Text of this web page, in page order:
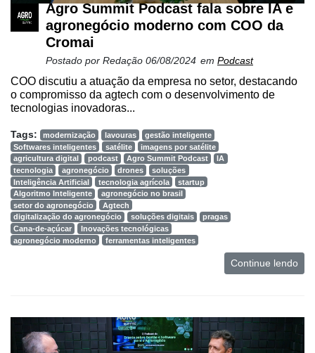
Agro Summit Podcast fala sobre IA e
agronegócio moderno com COO da
Cromai
Postado por Redação 06/08/2024 em Podcast
COO discutiu a atuação da empresa no setor, destacando
o compromisso da agtech com o desenvolvimento de
tecnologias inovadoras...
Tags: modernização lavouras
gestão inteligente
Softwares inteligentes
satélite
imagens por satélite
agricultura digital
podcast Agro Summit Podcast
IA
tecnologia
agronegócio drones
soluções
Inteligência Artificial
tecnologia agrícola
startup
Algoritmo Inteligente
agronegócio no brasil
setor do agronegócio
Agtech
digitalização do agronegócio
soluções digitais
pragas
Cana-de-açúcar
Inovações tecnológicas
agronegócio moderno
ferramentas inteligentes
Continue lendo